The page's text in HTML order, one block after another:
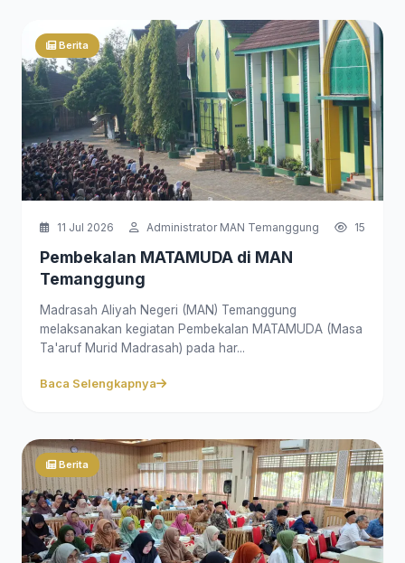
Berita
11 Jul 2026 Administrator MAN Temanggung 15
Pembekalan MATAMUDA di MAN
Temanggung
Madrasah Aliyah Negeri (MAN) Temanggung
melaksanakan kegiatan Pembekalan MATAMUDA (Masa
Ta'aruf Murid Madrasah) pada har...
Baca Selengkapnya
Berita